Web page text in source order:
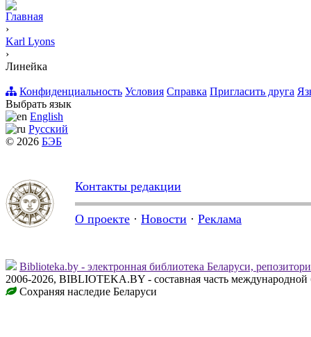
Главная
›
Karl Lyons
›
Линейка
Конфиденциальность Условия Справка Пригласить друга
Выбрать язык
English
Русский
© 2026 БЭБ
Контакты редакции
О проекте · Новости · Реклама
Biblioteka.by - электронная библиотека Беларуси,
2006-2026, BIBLIOTEKA.BY - составная часть
Сохраняя наследие Беларуси